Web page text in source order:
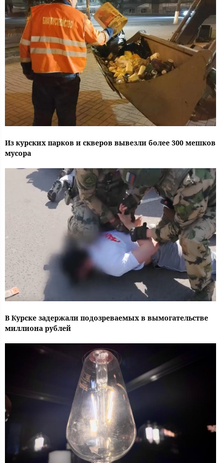
Из курских парков и скверов вывезли более 300 мешков
мусора
В Курске задержали подозреваемых в вымогательстве
миллиона рублей